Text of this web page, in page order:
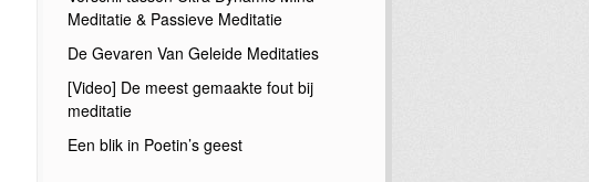
Meditatie & Passieve Meditatie
De Gevaren Van Geleide Meditaties
[Video] De meest gemaakte fout bij
meditatie
Een blik in Poetin’s geest